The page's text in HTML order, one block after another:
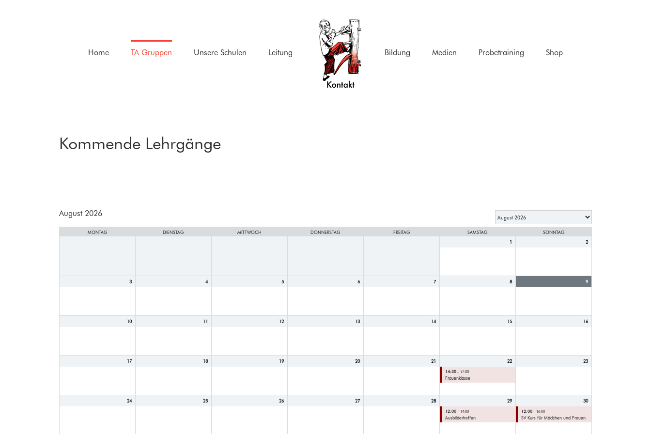
Home TA Gruppen Unsere Schulen Leitung Bildung Medien Probetraining Shop
Kommende Lehrgänge
Month
August 2026
MONTAG DIENSTAG MITTWOCH DONNERSTAG FREITAG SAMSTAG
SONNTAG
1
2
3 4 5 6 7 8 9
10 11 12 13 14 15 16
17 18 19 20 21 22
14:30– 17:00
Frauenklasse
23
24 25 26 27 28 29
12:00– 14:00
Ausbildertreffen
30
12:00– 16:00
SV Kurs für Mädchen und Frauen